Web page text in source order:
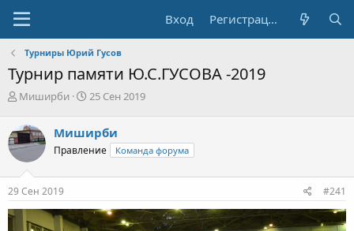
Вход Регистрация
Турниры Юрий Гусов
Турнир памяти Ю.С.ГУСОВА -2019
А
т
о
р
т
е
м
ы
Миширби
Д
а
н
ч
л
а
25 Сен 2019
Миширби
Правление Команда форума
29 Сен 2019 #241